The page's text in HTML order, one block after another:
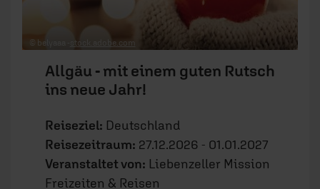
© belyaaa - stock.adobe.com
Allgäu - mit einem guten Rutsch
ins neue Jahr!
Reiseziel: Deutschland
Reisezeitraum: 27.12.2026 - 01.01.2027
Veranstaltet von: Liebenzeller Mission
Freizeiten & Reisen